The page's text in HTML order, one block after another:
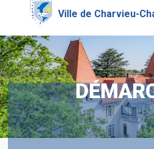
content